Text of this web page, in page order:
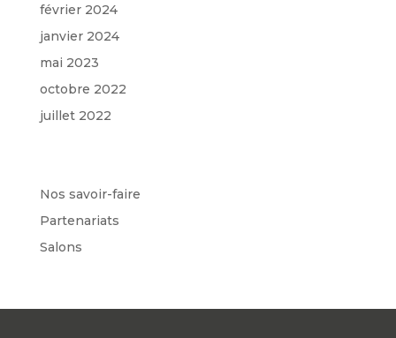
février 2024
janvier 2024
mai 2023
octobre 2022
juillet 2022
Nos savoir-faire
Partenariats
Salons